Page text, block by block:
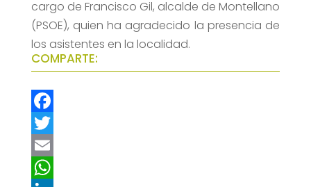
cargo de Francisco Gil, alcalde de Montellano
(PSOE), quien ha agradecido la presencia de
los asistentes en la localidad.
COMPARTE:
F
a
c
T
w
E